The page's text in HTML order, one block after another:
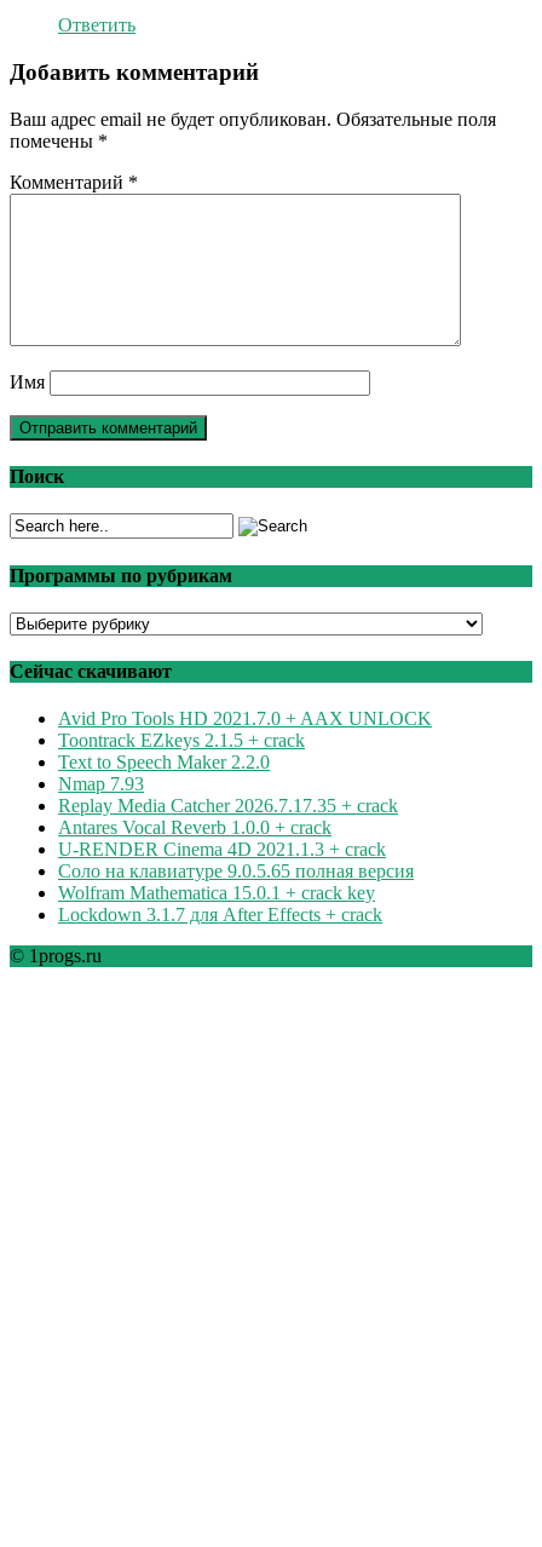
Ответить
Добавить комментарий
Ваш адрес email не будет опубликован. Обязательные поля
помечены *
Комментарий *
Имя
Поиск
Программы по рубрикам
Программы
рубрикам
Сейчас скачивают
Avid Pro Tools HD 2021.7.0 + AAX UNLOCK
Toontrack EZkeys 2.1.5 + crack
Text to Speech Maker 2.2.0
Nmap 7.93
Replay Media Catcher 2026.7.17.35 + crack
Antares Vocal Reverb 1.0.0 + crack
U-RENDER Cinema 4D 2021.1.3 + crack
Соло на клавиатуре 9.0.5.65 полная версия
Wolfram Mathematica 15.0.1 + crack key
Lockdown 3.1.7 для After Effects + crack
© 1progs.ru